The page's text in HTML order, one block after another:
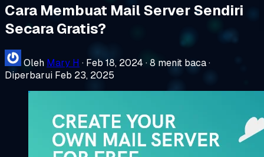
Cara Membuat Mail Server Sendiri
Secara Gratis?
Oleh Mary H · Feb 18, 2024 ·8 menit baca·
Diperbarui Feb 23, 2025